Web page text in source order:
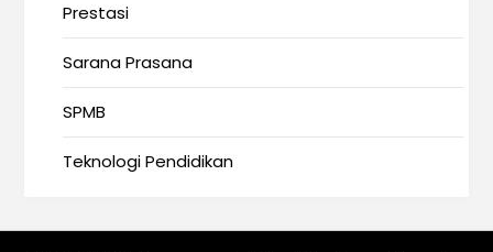
Prestasi
Sarana Prasana
SPMB
Teknologi Pendidikan